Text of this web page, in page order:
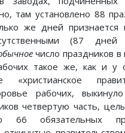
там установлено 88
же дней
(87
число праздников в
такое же, как и у
рабочих,
четвертую часть,
66 обязательных